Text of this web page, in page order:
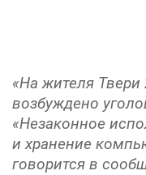
«На жителя Твери
возбуждено
«Незаконное
и хранение
говорится в